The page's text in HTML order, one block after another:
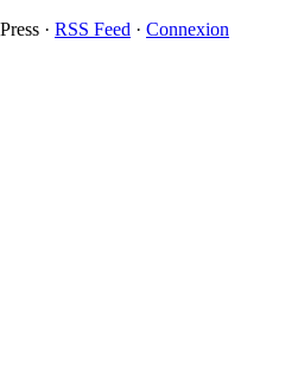
· RSS Feed · Connexion